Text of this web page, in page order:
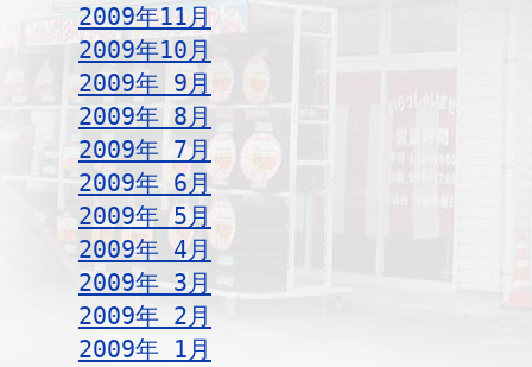
2009年11月
2009年10月
2009年 9月
2009年 8月
2009年 7月
2009年 6月
2009年 5月
2009年 4月
2009年 3月
2009年 2月
2009年 1月